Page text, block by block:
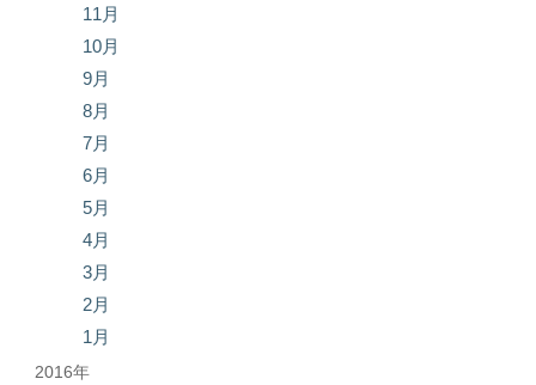
11月
10月
9月
8月
7月
6月
5月
4月
3月
2月
1月
2016年